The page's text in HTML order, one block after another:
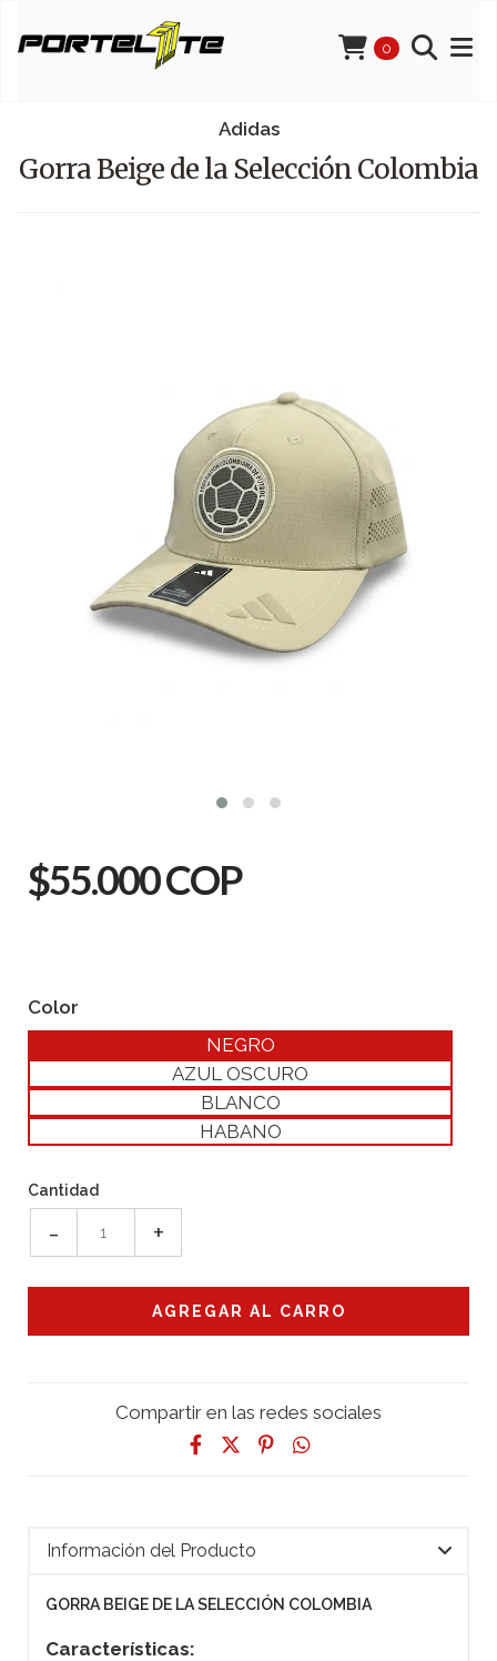
0
Adidas
Gorra Beige de la Selección Colombia
$55.000 COP
Color
NEGRO
AZUL OSCURO
BLANCO
HABANO
Cantidad
- +
Compartir en las redes sociales
Información del Producto
GORRA BEIGE DE LA SELECCIÓN COLOMBIA
Características: